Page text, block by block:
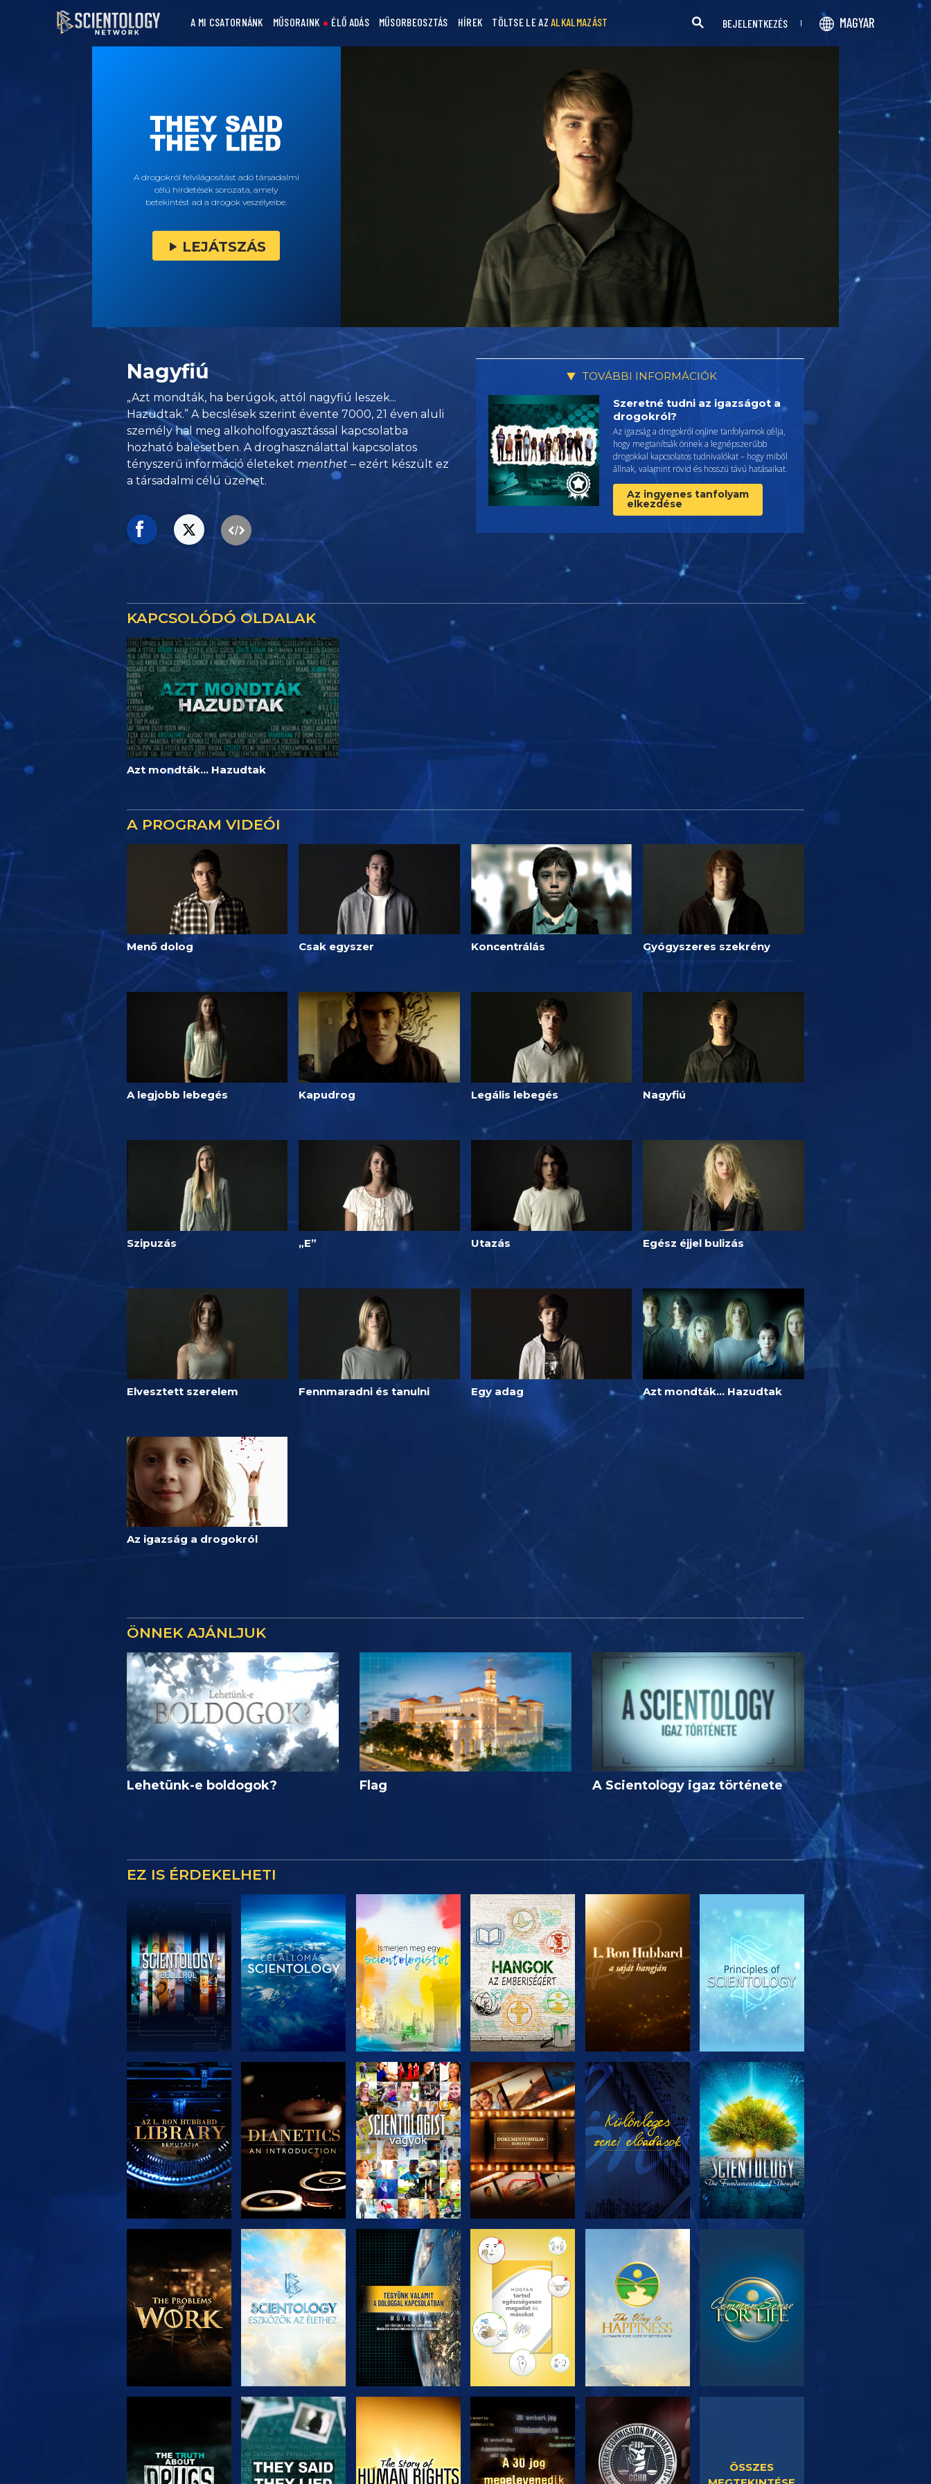
A MI CSATORNÁNK MŰSORAINK ÉLŐ ADÁS MŰSORBEOSZTÁS HÍREK TÖLTSE LE AZALKALMAZÁST BEJELENTKEZÉS MAGYAR
A drogokról felvilágosítást adó társadalmi
célú hirdetések sorozata, amely
betekintést ad a drogok veszélyeibe.
LEJÁTSZÁS
Nagyfiú
„Azt mondták, ha berúgok, attól nagyfiú leszek...
Hazudtak.” A becslések szerint évente 7000, 21 éven aluli
személy hal meg alkoholfogyasztással kapcsolatba
hozható balesetben. A droghasználattal kapcsolatos
tényszerű információ életeket menthet – ezért készült ez
a társadalmi célú üzenet.
TOVÁBBI INFORMÁCIÓK
Szeretné tudni az igazságot a
drogokról?
Az igazság a drogokról online tanfolyamok célja,
hogy megtanítsák önnek a legnépszerűbb
drogokkal kapcsolatos tudnivalókat – hogy miből
állnak, valamint rövid és hosszú távú hatásaikat.
Az ingyenes tanfolyam
elkezdése
KAPCSOLÓDÓ OLDALAK
Azt mondták... Hazudtak
A PROGRAM VIDEÓI
Menő dolog Csak egyszer Koncentrálás Gyógyszeres szekrény
A legjobb lebegés Kapudrog Legális lebegés Nagyfiú
Szipuzás „E” Utazás Egész éjjel bulizás
Elvesztett szerelem Fennmaradni és tanulni Egy adag Azt mondták... Hazudtak
Az igazság a drogokról
ÖNNEK AJÁNLJUK
Lehetünk-e boldogok? Flag A Scientology igaz története
EZ IS ÉRDEKELHETI
A SOROZAT
RÉSZEI
A SOROZAT
RÉSZEI
A SOROZAT
RÉSZEI
A SOROZAT
RÉSZEI
A SOROZAT
RÉSZEI
MŰSORNÉZÉS
A SOROZAT
RÉSZEI
MŰSORNÉZÉS
A SOROZAT
RÉSZEI
A SOROZAT
RÉSZEI
A SOROZAT
RÉSZEI
MŰSORNÉZÉS MŰSORNÉZÉS MŰSORNÉZÉS
ÖSSZES